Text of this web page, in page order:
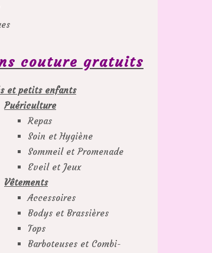
couture gratuits
et petits enfants
Puériculture
Repas
Soin et Hygiène
Sommeil et Promenade
Eveil et Jeux
Vêtements
Accessoires
Bodys et Brassières
Tops
Barboteuses et Combi-